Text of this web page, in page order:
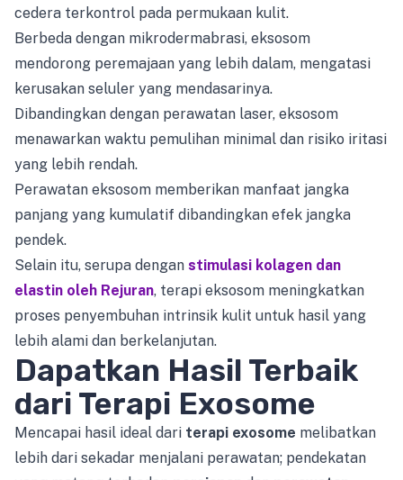
cedera terkontrol pada permukaan kulit.
Berbeda dengan mikrodermabrasi, eksosom
mendorong peremajaan yang lebih dalam, mengatasi
kerusakan seluler yang mendasarinya.
Dibandingkan dengan perawatan laser, eksosom
menawarkan waktu pemulihan minimal dan risiko iritasi
yang lebih rendah.
Perawatan eksosom memberikan manfaat jangka
panjang yang kumulatif dibandingkan efek jangka
pendek.
Selain itu, serupa dengan stimulasi kolagen dan
elastin oleh Rejuran, terapi eksosom meningkatkan
proses penyembuhan intrinsik kulit untuk hasil yang
lebih alami dan berkelanjutan.
Dapatkan Hasil Terbaik
dari Terapi Exosome
Mencapai hasil ideal dari terapi exosome melibatkan
lebih dari sekadar menjalani perawatan; pendekatan